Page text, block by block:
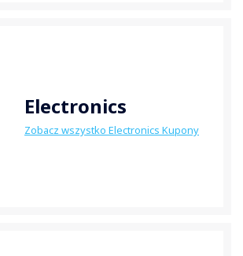
Electronics
Zobacz wszystko Electronics Kupony